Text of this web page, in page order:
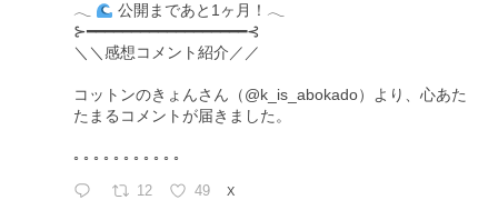
𓂃
公開まであと1ヶ月！𓂃
⊱━━━━━━━━━━━━━━━━━━⊰
＼＼感想コメント紹介／／
コットンのきょんさん（@k_is_abokado）より、心あた
たまるコメントが届きました。
◦ ◦ ◦ ◦ ◦ ◦ ◦ ◦ ◦ ◦ ◦
12 49 X